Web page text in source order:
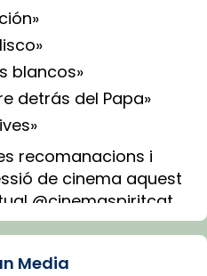
blancos»
detrás del Papa»
recomanacions i
de cinema aquest
@cinemaspiritcat
IA (OpenAI)
Media